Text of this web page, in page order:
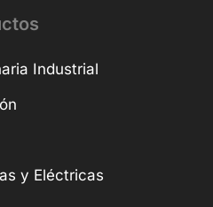
Industrial
y Eléctricas